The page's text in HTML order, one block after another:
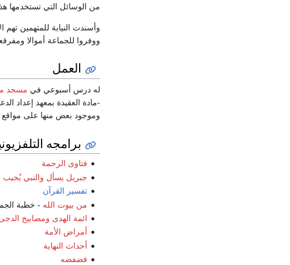
من الوسائل التي تستخدمها
وأسندت النيابة للمتهمين
ووفروا للجماعة أموالا
العمل
له درس أسبوعي في مسجد
-مادة العقيدة بمعهد إعداد
وموجود بعض منها على مواقع
برامجه
فتاوى الرحمة
جبريل يسأل والنبي يُجيب
تفسير القرآن
من بيوت الله - خطبة
ائمة الهدى ومصابيح
أمراض الأمة
أحداث النهاية
فضفضه